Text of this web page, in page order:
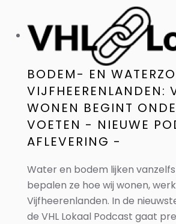
BODEM- EN
VIJFHEERENLANDEN:
WONEN BEGINT
VOETEN - NIEUWE
AFLEVERING -
Water en bodem lijken
bepalen ze hoe wij wonen,
Vijfheerenlanden. In de
de VHL Lokaal Podcast gaat